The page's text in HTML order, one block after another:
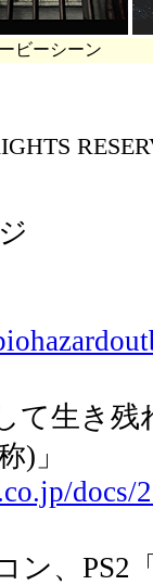
ビーシーン
て生き
)」
docs/
ン、